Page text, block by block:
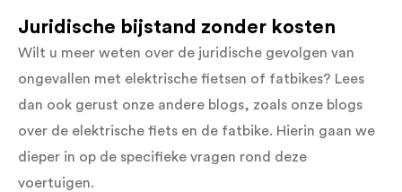
Juridische bijstand zonder kosten
Wilt u meer weten over de juridische gevolgen van
ongevallen met elektrische fietsen of fatbikes? Lees
dan ook gerust onze andere blogs, zoals onze blogs
over de elektrische fiets en de fatbike. Hierin gaan we
dieper in op de specifieke vragen rond deze
voertuigen.